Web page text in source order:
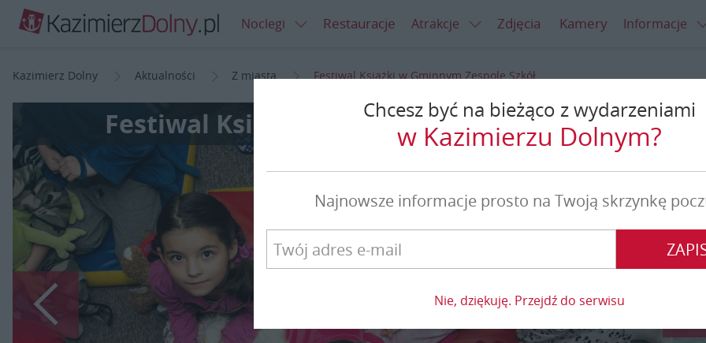
Noclegi Restauracje Atrakcje Zdjęcia Kamery Informacje
Kazimierz Dolny Aktualności Z miasta Festiwal Książki w Gminnym Zespole Szkół
Festiwal Książki w Gminnym Zespole Szkół
Poprzedni
Chcesz być na bieżąco z wydarzeniami
w Kazimierzu Dolnym?
Najnowsze informacje prosto na Twoją skrzynkę
Nie, dziękuję. Przejdź do serwisu